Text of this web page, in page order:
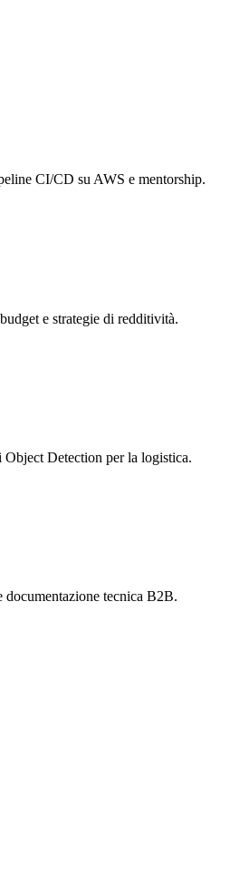
CI/CD su AWS e mentorship.
e strategie di redditività.
Detection per la logistica.
tecnica B2B.